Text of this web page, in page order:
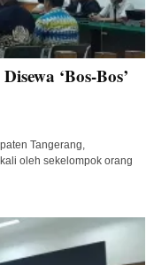
‘Bos-Bos’
Tangerang,
oleh sekelompok orang